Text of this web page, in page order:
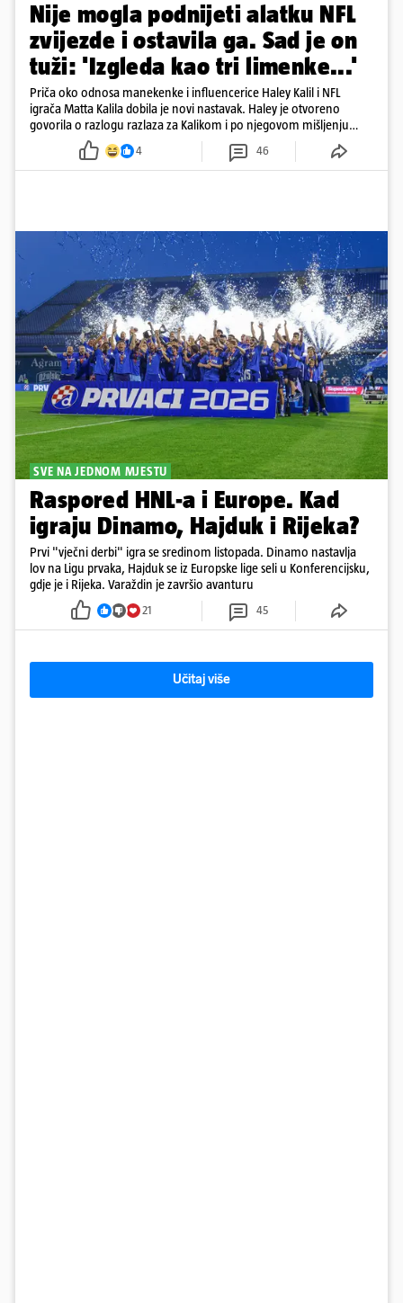
Nije mogla podnijeti alatku NFL
zvijezde i ostavila ga. Sad je on
tuži: 'Izgleda kao tri limenke...'
Priča oko odnosa manekenke i influencerice Haley Kalil i NFL
igrača Matta Kalila dobila je novi nastavak. Haley je otvoreno
govorila o razlogu razlaza za Kalikom i po njegovom mišljenju
prešla granicu dobrog ukusa
4 46
SVE NA JEDNOM MJESTU
Raspored HNL-a i Europe. Kad
igraju Dinamo, Hajduk i Rijeka?
Prvi "vječni derbi" igra se sredinom listopada. Dinamo nastavlja
lov na Ligu prvaka, Hajduk se iz Europske lige seli u Konferencijsku,
gdje je i Rijeka. Varaždin je završio avanturu
21 45
Učitaj više